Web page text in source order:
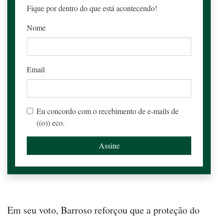
Fique por dentro do que está acontecendo!
Nome
Email
Eu concordo com o recebimento de e-mails de
((o)) eco.
Em seu voto, Barroso reforçou que a proteção do